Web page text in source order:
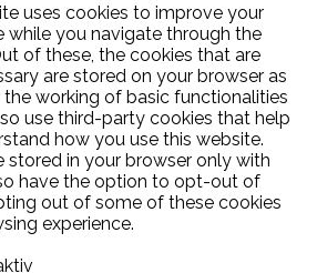
uses cookies to improve your
while you navigate through the
of these, the cookies that are
are stored on your browser as
working of basic functionalities
use third-party cookies that help
how you use this website.
stored in your browser only with
have the option to opt-out of
out of some of these cookies
experience.